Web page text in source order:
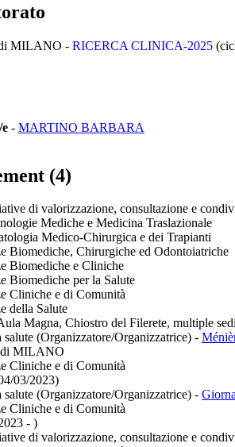
MILANO - RICERCA CLINICA-2025
- MARTINO BARBARA
(4)
di valorizzazione, consultazione e
Mediche e Medicina Traslazionale
Medico-Chirurgica e dei Trapianti
Biomediche, Chirurgiche ed Odontoiatriche
Biomediche e Cliniche
Biomediche per la Salute
Cliniche e di Comunità
della Salute
Magna, Chiostro del Filerete, multiple
(Organizzatore/Organizzatrice) -
di MILANO
Cliniche e di Comunità
03/2023)
(Organizzatore/Organizzatrice) -
Cliniche e di Comunità
- )
di valorizzazione, consultazione e